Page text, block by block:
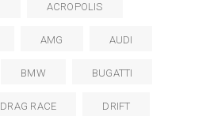
ACROPOLIS
AMG AUDI
BMW BUGATTI
DRAG RACE DRIFT